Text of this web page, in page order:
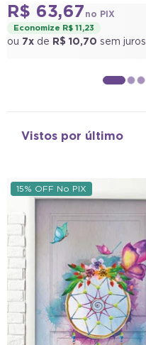
R$ 63,67 no PIX
Economize R$ 11,23
ou 7x de R$ 10,70 sem juros
Vistos por último
15% OFF No PIX